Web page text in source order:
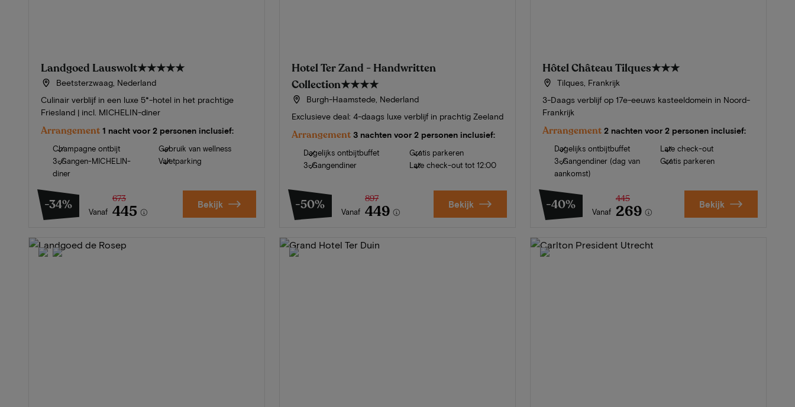
Landgoed Lauswolt★★★★★
Beetsterzwaag, Nederland
Culinair verblijf in een luxe 5*-hotel in het prachtige
Friesland | incl. MICHELIN-diner
Arrangement 1 nacht voor 2 personen inclusief:
Champagne ontbijt
3-Gangen-MICHELIN-
diner
Gebruik van wellness
Valetparking
-34% Vanaf
673
445 Bekijk
Hotel Ter Zand - Handwritten
Collection★★★★
Burgh-Haamstede, Nederland
Exclusieve deal: 4-daags luxe verblijf in prachtig Zeeland
Arrangement 3 nachten voor 2 personen inclusief:
Dagelijks ontbijtbuffet
3-Gangendiner
Gratis parkeren
Late check-out tot 12:00
-50% Vanaf
897
449 Bekijk
Hôtel Château Tilques★★★
Tilques, Frankrijk
3-Daags verblijf op 17e-eeuws kasteeldomein in Noord-
Frankrijk
Arrangement 2 nachten voor 2 personen inclusief:
Dagelijks ontbijtbuffet
3-Gangendiner (dag van
aankomst)
Late check-out
Gratis parkeren
-40% Vanaf
445
269 Bekijk